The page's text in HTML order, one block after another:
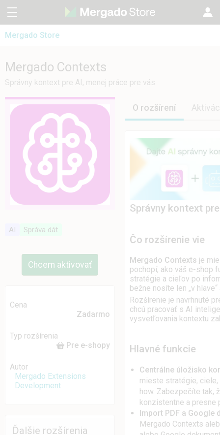
Mergado Store
Mergado Contexts
CZ
HU
Mergado Audit
Mergado Contexts
Správny kontext pre AI, menej práce pre vás
AI Správa dát
Chcem aktivovať
Cena
Zadarmo
Typ rozšírenia
Pre e-shopy
Autor
Mergado Extensions
Development
Ďalšie rozšírenia
O rozšírení
Správny kontext
Čo rozšírenie vie
Mergado Contexts je
pochopí, ako váš e-shop
stratégie a cieľov po
bežne nosíte len „v
Rozšírenie je navrhnuté
chcú pracovať s AI
vysvetľovania kontextu
Hlavné funkcie
Centrálne úložisko
mieste stratégie,
how. Zabezpečíte tak,
konzistentne a presne
Import PDF a Google
Mergado Contexts